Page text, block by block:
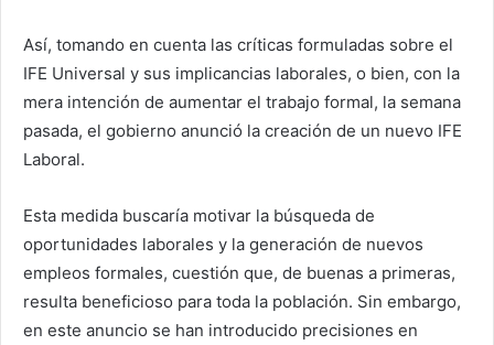
Así, tomando en cuenta las críticas formuladas sobre el
IFE Universal y sus implicancias laborales, o bien, con la
mera intención de aumentar el trabajo formal, la semana
pasada, el gobierno anunció la creación de un nuevo IFE
Laboral.
Esta medida buscaría motivar la búsqueda de
oportunidades laborales y la generación de nuevos
empleos formales, cuestión que, de buenas a primeras,
resulta beneficioso para toda la población. Sin embargo,
en este anuncio se han introducido precisiones en